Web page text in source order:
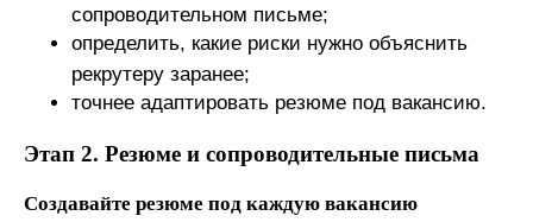
сопроводительном письме;
определить, какие риски нужно объяснить
рекрутеру заранее;
точнее адаптировать резюме под вакансию.
Этап 2. Резюме и сопроводительные письма
Создавайте резюме под каждую вакансию